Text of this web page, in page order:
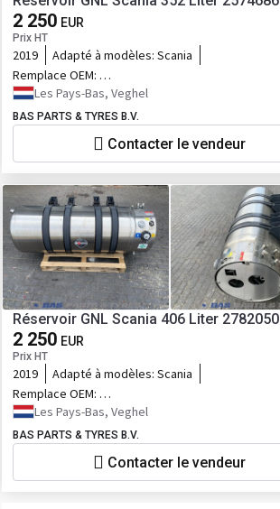
2 250 EUR
Prix HT
2019 Adapté à modèles: Scania
Remplace OEM:
2574686,2745574,2782051,2859387
Les Pays-Bas, Veghel
BAS PARTS & TYRES B.V.
Contacter le vendeur
Réservoir GNL Scania 406 Liter 2782050
2 250 EUR
Prix HT
2019 Adapté à modèles: Scania
Remplace OEM:
2782050,2859386,2574685,2745573
Les Pays-Bas, Veghel
BAS PARTS & TYRES B.V.
Contacter le vendeur